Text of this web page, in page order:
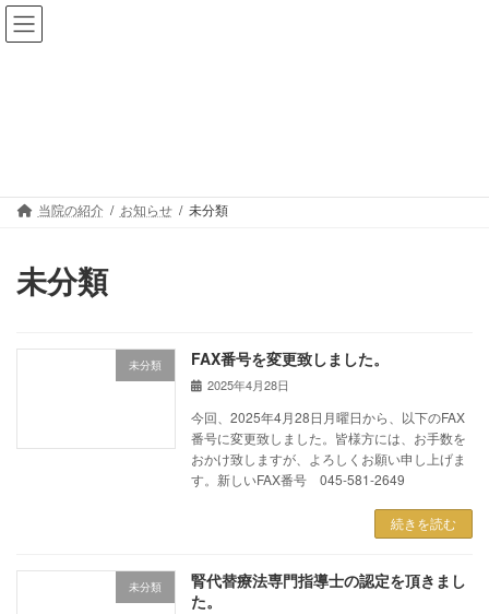
コ
ン
ッ
ナ
ビ
移
当院の紹介 お知らせ 未分類
未分類
未分類 FAX番号を変更致しました。
2025年4月28日
今回、2025年4月28日月曜日から、以下のFAX
番号に変更致しました。皆様方には、お手数を
おかけ致しますが、よろしくお願い申し上げま
す。新しいFAX番号 045-581-2649
続きを読む
未分類
腎代替療法専門指導士の認定を頂きまし
た。